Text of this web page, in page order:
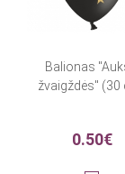
Balionas
žvaigždės" (30
0.50€